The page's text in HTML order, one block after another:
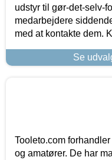
udstyr til gør-det-selv-
medarbejdere
med at kontakte dem.
Se
Tooleto.com
og amatører. De har